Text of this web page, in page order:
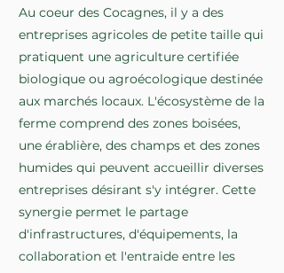
Au coeur des Cocagnes, il y a des
entreprises agricoles de petite taille qui
pratiquent une agriculture certifiée
biologique ou agroécologique destinée
aux marchés locaux. L'écosystème de la
ferme comprend des zones boisées,
une érablière, des champs et des zones
humides qui peuvent accueillir diverses
entreprises désirant s'y intégrer. Cette
synergie permet le partage
d'infrastructures, d'équipements, la
collaboration et l'entraide entre les